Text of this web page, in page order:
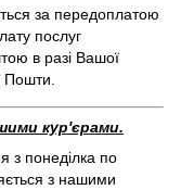
за передоплатою
послуг
в разі Вашої
Пошти.
кур'єрами.
з понеділка по
з нашими